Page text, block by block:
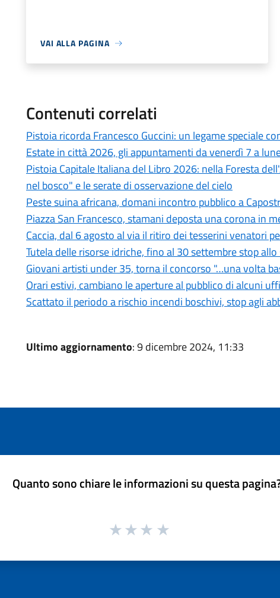
VAI ALLA PAGINA
Contenuti correlati
Pistoia ricorda Francesco Guccini: un legame speciale
Estate in città 2026, gli appuntamenti da venerdì 7 a
Pistoia Capitale Italiana del Libro 2026: nella Foresta
nel bosco" e le serate di osservazione del cielo
Peste suina africana, domani incontro pubblico a
Piazza San Francesco, stamani deposta una corona in
Caccia, dal 6 agosto al via il ritiro dei tesserini venatori
Tutela delle risorse idriche, fino al 30 settembre stop
Giovani artisti under 35, torna il concorso "…una volta
Orari estivi, cambiano le aperture al pubblico di alcuni
Scattato il periodo a rischio incendi boschivi, stop agli
Ultimo aggiornamento: 9 dicembre 2024, 11:33
Quanto sono chiare le informazioni su questa